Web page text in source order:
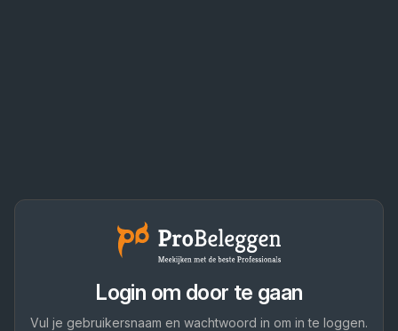
Login om door te gaan
Vul je gebruikersnaam en wachtwoord in om in te loggen.